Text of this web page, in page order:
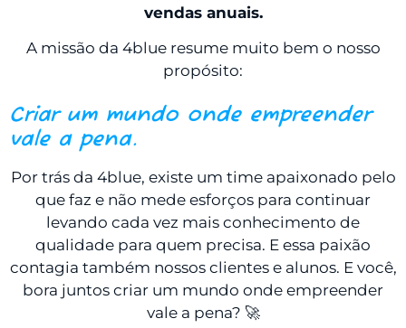
vendas anuais.
A missão da 4blue resume muito bem o nosso
propósito:
Criar um mundo onde empreender
vale a pena.
Por trás da 4blue, existe um time apaixonado pelo
que faz e não mede esforços para continuar
levando cada vez mais conhecimento de
qualidade para quem precisa. E essa paixão
contagia também nossos clientes e alunos. E você,
bora juntos criar um mundo onde empreender
vale a pena? 🚀